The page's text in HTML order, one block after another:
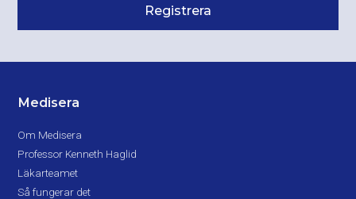
Medisera
Om Medisera
Professor Kenneth Haglid
Läkarteamet
Så fungerar det